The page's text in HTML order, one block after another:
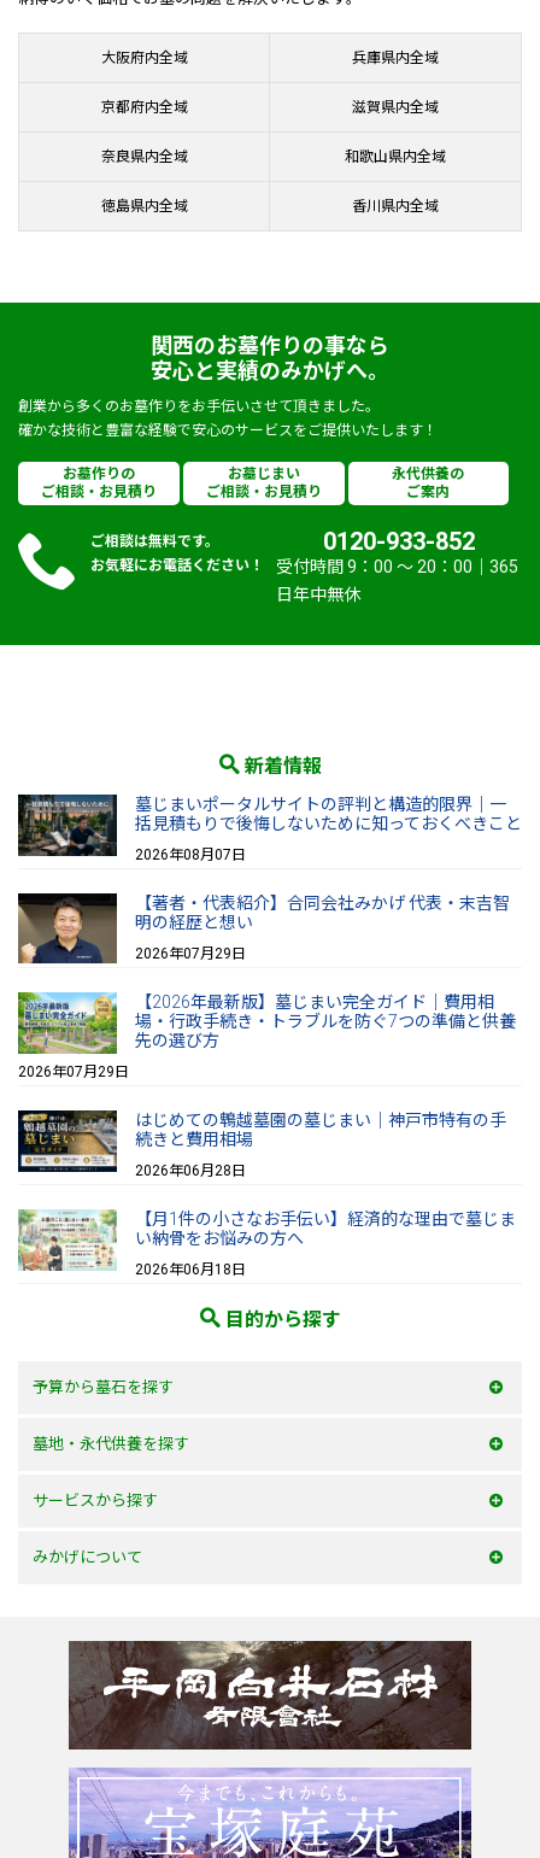
大阪府内全域 兵庫県内全域
京都府内全域 滋賀県内全域
奈良県内全域 和歌山県内全域
徳島県内全域 香川県内全域
関西のお墓作りの事なら
安心と実績のみかげへ。
創業から多くのお墓作りをお手伝いさせて頂きました。
確かな技術と豊富な経験で安心のサービスをご提供いたします！
お墓作りの
ご相談・お見積り
お墓じまい
ご相談・お見積り
永代供養の
ご案内
ご相談は無料です。
お気軽にお電話ください！
0120-933-852
受付時間 9：00 〜 20：00｜365
日年中無休
新着情報
墓じまいポータルサイトの評判と構造的限界｜一
括見積もりで後悔しないために知っておくべきこと
2026年08月07日
【著者・代表紹介】合同会社みかげ 代表・末吉智
明の経歴と想い
2026年07月29日
【2026年最新版】墓じまい完全ガイド｜費用相
場・行政手続き・トラブルを防ぐ7つの準備と供養
先の選び方
2026年07月29日
はじめての鵯越墓園の墓じまい｜神戸市特有の手
続きと費用相場
2026年06月28日
【月1件の小さなお手伝い】経済的な理由で墓じま
い納骨をお悩みの方へ
2026年06月18日
目的から探す
予算から墓石を探す
50万以内
100万以内
150万以内
墓地・永代供養を探す
大阪府
兵庫県
奈良県
和歌山県
サービスから探す
お墓を建てる
墓じまい・改葬
追加文字彫刻
みかげについて
会社案内
よくあるご質問
お問合せ